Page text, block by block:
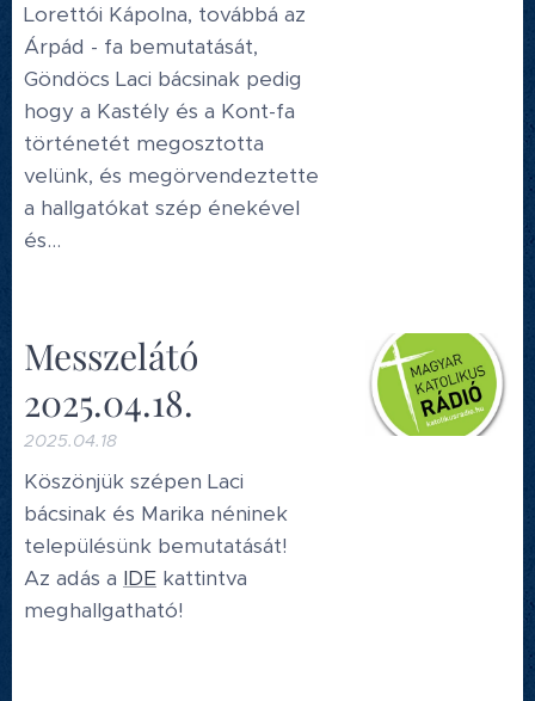
Lorettói Kápolna, továbbá az
Árpád - fa bemutatását,
Göndöcs Laci bácsinak pedig
hogy a Kastély és a Kont-fa
történetét megosztotta
velünk, és megörvendeztette
a hallgatókat szép énekével
és...
Messzelátó
2025.04.18.
2025.04.18
Köszönjük szépen Laci
bácsinak és Marika néninek
településünk bemutatását!
Az adás a IDE kattintva
meghallgatható!